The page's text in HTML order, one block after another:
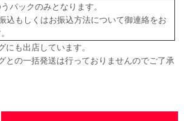
パックのみとなります。
込もしくはお振込方法について御連絡をお
にも出店しています。
との一括発送は行っておりませんのでご了承